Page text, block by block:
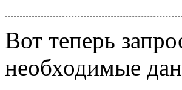
Вот теперь
необходимые